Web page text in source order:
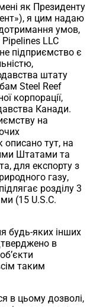
як Президенту
я цим надаю
умов,
Pipelines LLC
підприємство є
штату
Steel Reef
корпорації,
Канади.
на
описано тут, на
Штатами та
для експорту з
газу,
розділу 3
(15 U.S.C.
будь-яких інших
в
таким
в цьому дозволі,